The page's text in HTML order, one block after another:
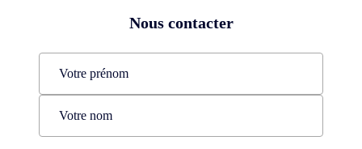
Nous contacter
Name
Prénom